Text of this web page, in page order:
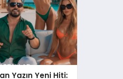
Yazın Yeni Hiti: